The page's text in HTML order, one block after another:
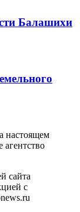
Балашихи
настоящем
сайта
с